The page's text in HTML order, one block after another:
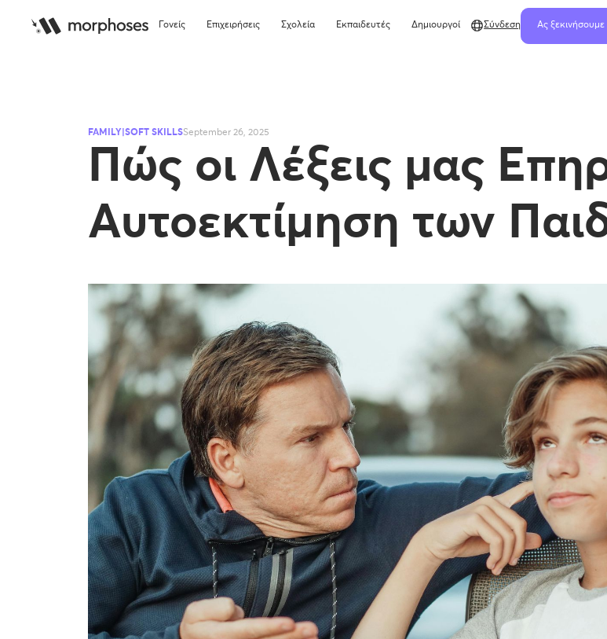
Γονείς Επιχειρήσεις Σχολεία Εκπαιδευτές Δημιουργοί Σύνδεση Ας ξεκινήσουμε
FAMILY|SOFT SKILLSSeptember 26, 2025
Πώς οι Λέξεις μας
Αυτοεκτίμηση των